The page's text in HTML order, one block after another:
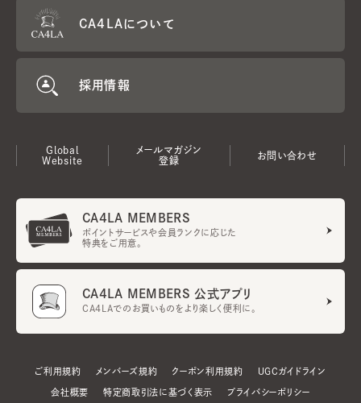
CA4LAについて
採用情報
Global
Website
メールマガジン
登録
お問い合わせ
CA4LA MEMBERS
ポイントサービスや会員ランクに応じた
特典をご用意。
CA4LA MEMBERS 公式アプリ
CA4LAでのお買いものをより楽しく便利に。
ご利用規約 メンバーズ規約 クーポン利用規約 UGCガイドライン
会社概要 特定商取引法に基づく表示 プライバシーポリシー